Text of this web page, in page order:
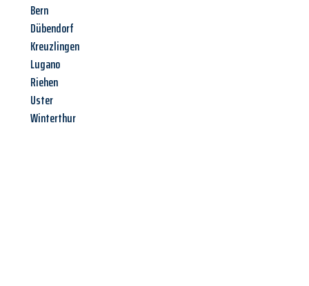
Bern
Dübendorf
Kreuzlingen
Lugano
Riehen
Uster
Winterthur